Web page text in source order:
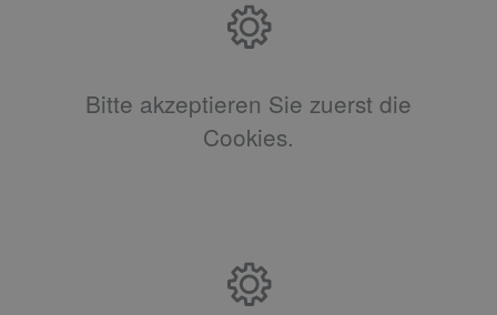
Bitte akzeptieren Sie zuerst die
Cookies.